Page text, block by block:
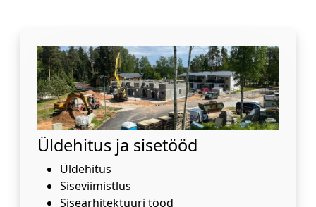
Üldehitus ja sisetööd
Üldehitus
Siseviimistlus
Siseärhitektuuri tööd